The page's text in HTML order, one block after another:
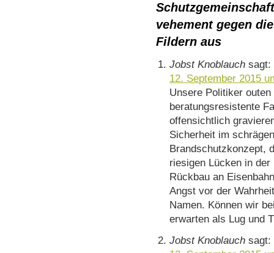
vehement gegen
Fildern aus
Jobst Knoblauch sagt:
12. September 2015
Unsere Politiker
beratungsresistente
offensichtlich
Sicherheit im
Brandschutzkonzept,
riesigen Lücken in
Rückbau an
Angst vor der
Namen. Können wir
erwarten als Lug und
Jobst Knoblauch sagt: